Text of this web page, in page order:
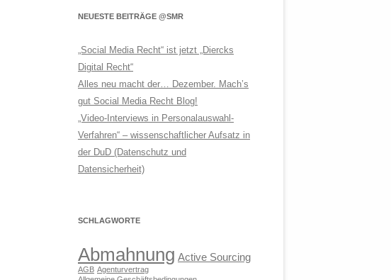
NEUESTE BEITRÄGE @SMR
„Social Media Recht“ ist jetzt „Diercks
Digital Recht“
Alles neu macht der… Dezember. Mach’s
gut Social Media Recht Blog!
„Video-Interviews in Personalauswahl-
Verfahren“ – wissenschaftlicher Aufsatz in
der DuD (Datenschutz und
Datensicherheit)
SCHLAGWORTE
Abmahnung Active Sourcing
AGB Agenturvertrag